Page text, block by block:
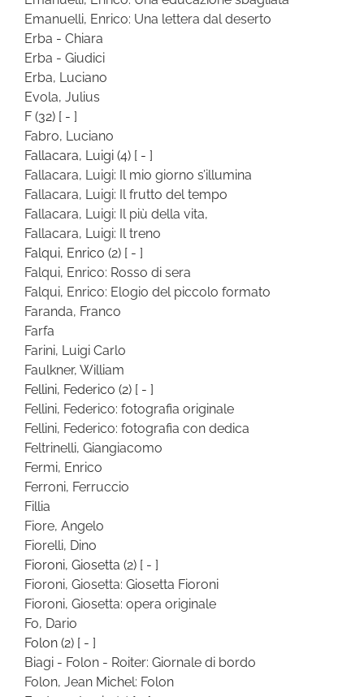
Emanuelli, Enrico: Una lettera dal deserto
Erba - Chiara
Erba - Giudici
Erba, Luciano
Evola, Julius
F (32) [ - ]
Fabro, Luciano
Fallacara, Luigi (4) [ - ]
Fallacara, Luigi: Il mio giorno s’illumina
Fallacara, Luigi: Il frutto del tempo
Fallacara, Luigi: Il più della vita,
Fallacara, Luigi: Il treno
Falqui, Enrico (2) [ - ]
Falqui, Enrico: Rosso di sera
Falqui, Enrico: Elogio del piccolo formato
Faranda, Franco
Farfa
Farini, Luigi Carlo
Faulkner, William
Fellini, Federico (2) [ - ]
Fellini, Federico: fotografia originale
Fellini, Federico: fotografia con dedica
Feltrinelli, Giangiacomo
Fermi, Enrico
Ferroni, Ferruccio
Fillia
Fiore, Angelo
Fiorelli, Dino
Fioroni, Giosetta (2) [ - ]
Fioroni, Giosetta: Giosetta Fioroni
Fioroni, Giosetta: opera originale
Fo, Dario
Folon (2) [ - ]
Biagi - Folon - Roiter: Giornale di bordo
Folon, Jean Michel: Folon